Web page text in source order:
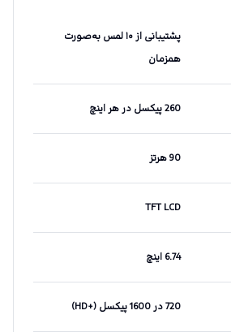
پشتیبانی از ۱۰ لمس به‌صورت
همزمان
260 پیکسل در هر اینچ
90 هرتز
TFT LCD
6.74 اینچ
720 در 1600 پیکسل (+HD)